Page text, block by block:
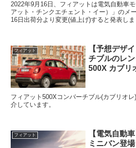
2022年9月16日、フィアットは電気自動車
アット・チンクエチェント・イー）」のメ
16日出荷分より変更(値上げ)すると発表し
フィアット
【予想デザ
チブルのレ
500X カブリ
フィアット500Xコンバーチブル(カブリオ
介しています。
フィアット
【電気自動
ミニバン登